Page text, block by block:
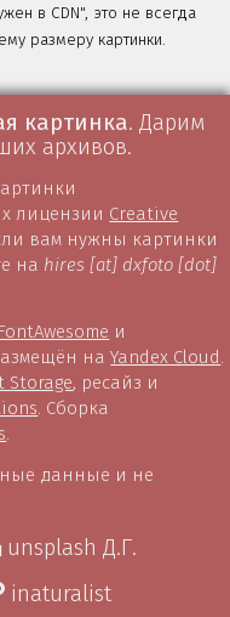
в CDN", это не всегда
размеру картинки.
картинка. Дарим
архивов.
лицензии Creative
вам нужны картинки
на hires [at] dxfoto [dot]
FontAwesome и
наYandex Cloud.
Storage, ресайз и
. Сборка
.
данные и не
unsplash Д.Г.
inaturalist